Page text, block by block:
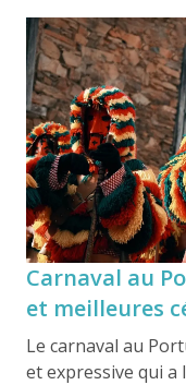
Carnaval au
et meilleures
Le carnaval au
et expressive qui a